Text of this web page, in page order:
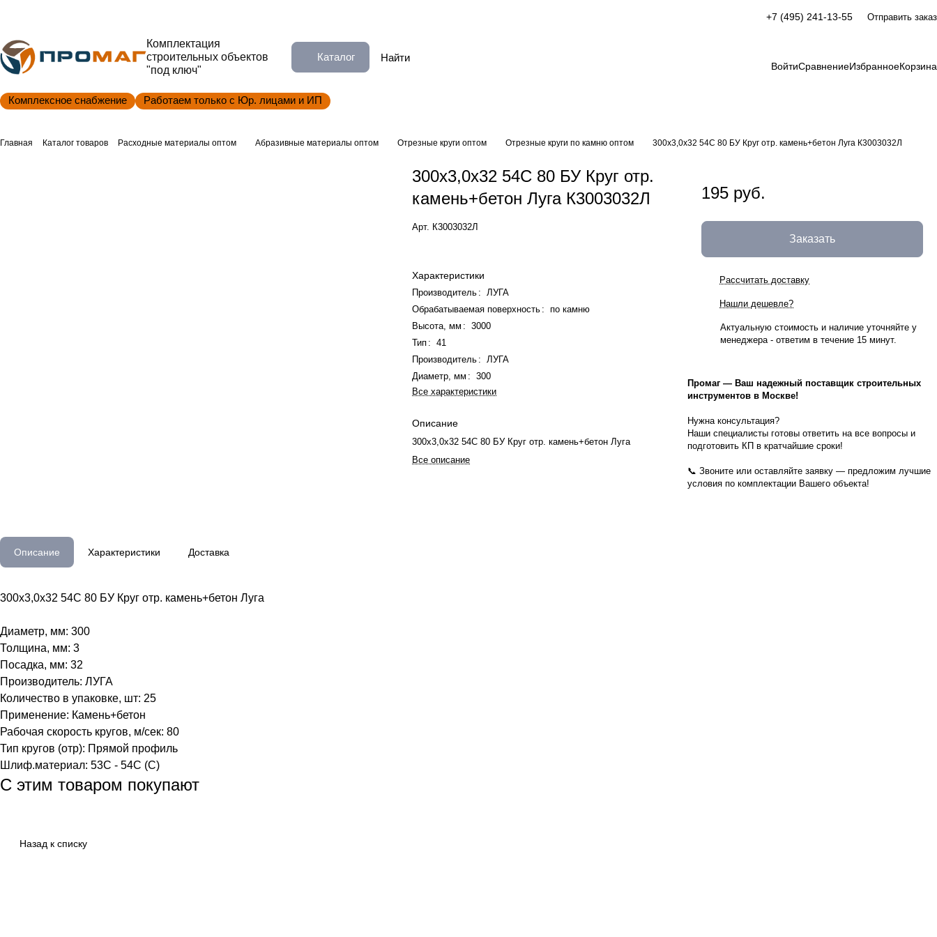
+7 (495) 241-13-55 Отправить заказ
Комплектация
строительных объектов
"под ключ"
Каталог
ВойтиСравнениеИзбранноеКорзина
Комплексное снабжение Работаем только с Юр. лицами и ИП
Главная Каталог товаров Расходные материалы оптом Абразивные материалы оптом Отрезные круги оптом Отрезные круги по камню оптом 300х3,0х32 54С 80 БУ Круг отр. камень+бетон Луга К3003032Л
300х3,0х32 54С 80 БУ Круг отр.
камень+бетон Луга К3003032Л
Арт. К3003032Л
Характеристики
Производитель :
ЛУГА
Обрабатываемая поверхность :
по камню
Высота, мм :
3000
Тип :
41
Производитель :
ЛУГА
Диаметр, мм :
300
Все характеристики
Описание
300х3,0х32 54С 80 БУ Круг отр. камень+бетон Луга
Все описание
195 руб.
Заказать
Рассчитать доставку
Нашли дешевле?
Актуальную стоимость и наличие уточняйте у
менеджера - ответим в течение 15 минут.
Промаг — Ваш надежный поставщик строительных
инструментов в Москве!
Нужна консультация?
Наши специалисты готовы ответить на все вопросы и
подготовить КП в кратчайшие сроки!
📞 Звоните или оставляйте заявку — предложим лучшие
условия по комплектации Вашего объекта!
Описание Характеристики Доставка
300х3,0х32 54С 80 БУ Круг отр. камень+бетон Луга
Диаметр, мм: 300
Толщина, мм: 3
Посадка, мм: 32
Производитель: ЛУГА
Количество в упаковке, шт: 25
Применение: Камень+бетон
Рабочая скорость кругов, м/сек: 80
Тип кругов (отр): Прямой профиль
Шлиф.материал: 53С - 54С (C)
С этим товаром покупают
Назад к списку